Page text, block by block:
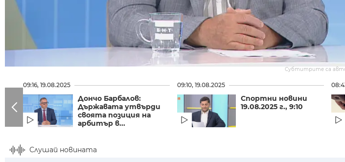
Субтитрите са
09:16, 19.08.2025
Дончо Барбалов:
Държавата утвърди
своята позиция на
арбитър в...
09:10, 19.08.2025
Спортни новини
19.08.2025 г., 9:10
Слушай новината